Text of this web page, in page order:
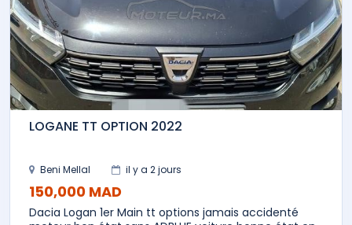
LOGANE TT OPTION 2022
Beni Mellal il y a 2 jours
150,000 MAD
Dacia Logan 1er Main tt options jamais accidenté